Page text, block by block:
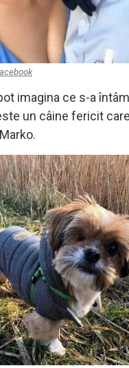
imagina ce s-a
un câine fericit